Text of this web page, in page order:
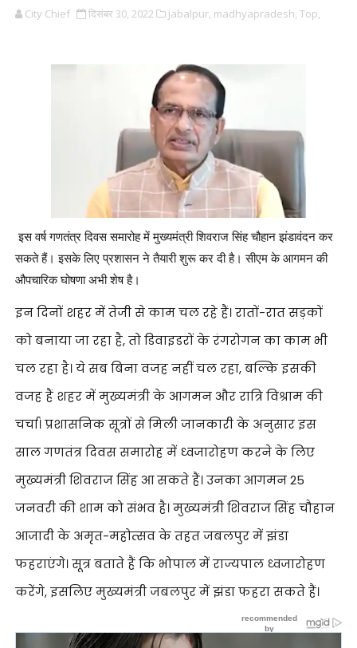
City Chief दिसंबर 30, 2022 jabalpur, madhyapradesh, Top,
इस वर्ष गणतंत्र दिवस समारोह में मुख्यमंत्री शिवराज सिंह चौहान झंडावंदन कर
सकते हैं। इसके लिए प्रशासन ने तैयारी शुरू कर दी है। सीएम के आगमन की
औपचारिक घोषणा अभी शेष है।
इन दिनों शहर में तेजी से काम चल रहे हैं। रातों-रात सड़कों
को बनाया जा रहा है, तो डिवाइडरों के रंगरोगन का काम भी
चल रहा है। ये सब बिना वजह नहीं चल रहा, बल्कि इसकी
वजह हैं शहर में मुख्यमंत्री के आगमन और रात्रि विश्राम की
चर्चा। प्रशासनिक सूत्रों से मिली जानकारी के अनुसार इस
साल गणतंत्र दिवस समारोह में ध्वजारोहण करने के लिए
मुख्यमंत्री शिवराज सिंह आ सकते हैं। उनका आगमन 25
जनवरी की शाम को संभव है। मुख्यमंत्री शिवराज सिंह चौहान
आजादी के अमृत-महोत्सव के तहत जबलपुर में झंडा
फहराएंगे। सूत्र बताते हैं कि भोपाल में राज्यपाल ध्वजारोहण
करेंगे, इसलिए मुख्यमंत्री जबलपुर में झंडा फहरा सकते हैं।